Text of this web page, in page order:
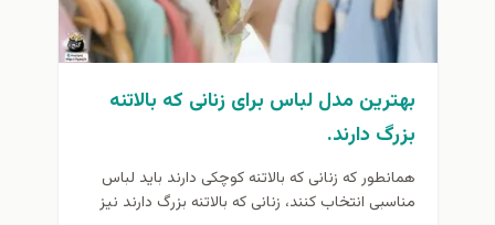
بهترین مدل لباس برای زنانی که بالاتنه
بزرگ دارند.
همانطور که زنانی که بالاتنه کوچکی دارند باید لباس
مناسبی انتخاب کنند، زنانی که بالاتنه بزرگ دارند نیز